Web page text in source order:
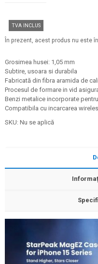
TVA INCLUS
În prezent, acest produs nu este
Grosimea husei: 1,05 mm
Subtire, usoara si durabila
Fabricată din fibra aramida de
Procesul de formare in vid
Benzi metalice incorporate
Compatibila cu incarcarea
SKU: Nu se aplică